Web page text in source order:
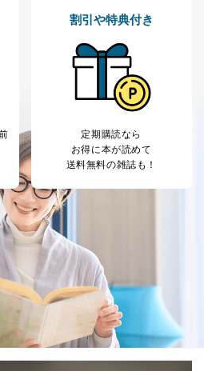
の求めに際して提出していただ
の際にご案内いたします。
サービス 個人情報問い合わせ
、以下記載の項目のうち2項目
させていただきます。
のお客様：氏名、住所、電話番
アドレス
のお客様：氏名、会社名、部署
号、顧客番号、メールアドレス
氏名、住所、所属学校（会社）
部署名、氏名、住所
（会社名）
のご請求
割引や特典付き
定期購読なら
お得に本が読めて
送料無料の雑誌も！